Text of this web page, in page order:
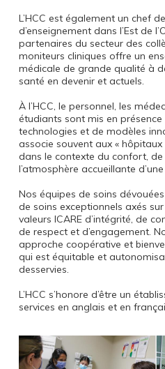
L’HCC est également un chef
d’enseignement dans l’Est de
partenaires du secteur des
moniteurs cliniques offre un
médicale de grande qualité à
santé en devenir et actuels.
À l’HCC, le personnel, les
étudiants sont mis en présence
technologies et de modèles
associe souvent aux «
dans le contexte du confort,
l’atmosphère accueillante
Nos équipes de soins
de soins exceptionnels axés
valeurs ICARE d’intégrité, de
de respect et d’engagement.
approche coopérative et
qui est équitable et
desservies.
L’HCC s’honore d’être un
services en anglais et en